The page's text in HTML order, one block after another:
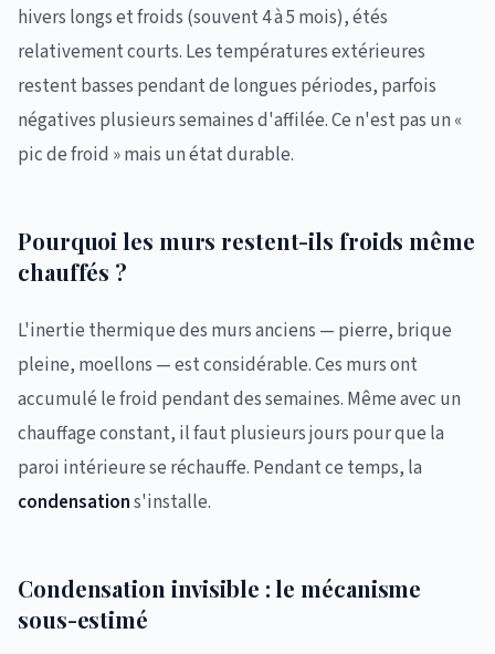
hivers longs et froids (souvent 4 à 5 mois), étés
relativement courts. Les températures extérieures
restent basses pendant de longues périodes, parfois
négatives plusieurs semaines d'affilée. Ce n'est pas un «
pic de froid » mais un état durable.
Pourquoi les murs restent-ils froids même
chauffés ?
L'inertie thermique des murs anciens — pierre, brique
pleine, moellons — est considérable. Ces murs ont
accumulé le froid pendant des semaines. Même avec un
chauffage constant, il faut plusieurs jours pour que la
paroi intérieure se réchauffe. Pendant ce temps, la
condensations'installe.
Condensation invisible : le mécanisme
sous-estimé